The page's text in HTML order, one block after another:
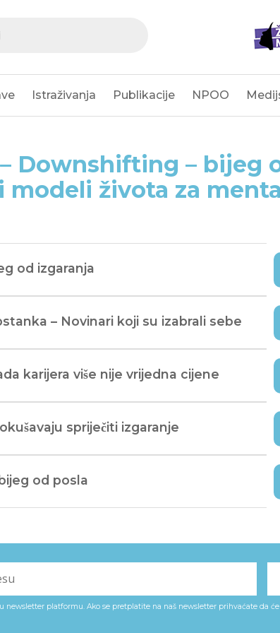
Istraživanja Publikacije NPOO
Downshifting – bijeg
modeli života za
od izgaranja
– Novinari koji su izabrali sebe
karijera više nije vrijedna cijene
spriječiti izgaranje
od posla
newsletter platformu. Ako se pretplatite na naš newsletter prihvaćate da